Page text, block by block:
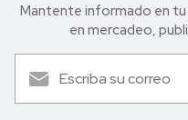
Mantente informado en
en mercadeo,